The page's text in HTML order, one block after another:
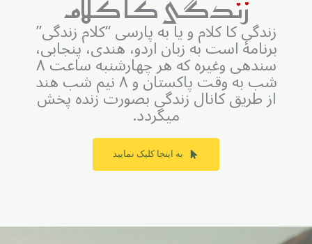
زندگی کا کلام و يا به پارسی “کلام زندگی”
برنامۀ است به زبان اردو‌‌، هندی، پنجابی،
سندهی وغيره که هر چهارشنبه ساعت ۸
شب به وقت پاکستان و ۸ نيم شب هند
از طريق کانال زندگی بصورت زنده پخش
ميگردد.
به اينجا کليک نماييد